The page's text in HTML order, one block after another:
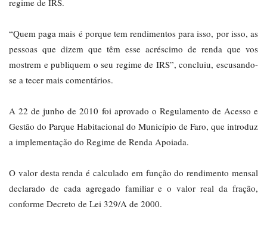
regime de IRS.
“Quem paga mais é porque tem rendimentos para isso, por isso, as
pessoas que dizem que têm esse acréscimo de renda que vos
mostrem e publiquem o seu regime de IRS”, concluiu, escusando-
se a tecer mais comentários.
A 22 de junho de 2010 foi aprovado o Regulamento de Acesso e
Gestão do Parque Habitacional do Município de Faro, que introduz
a implementação do Regime de Renda Apoiada.
O valor desta renda é calculado em função do rendimento mensal
declarado de cada agregado familiar e o valor real da fração,
conforme Decreto de Lei 329/A de 2000.